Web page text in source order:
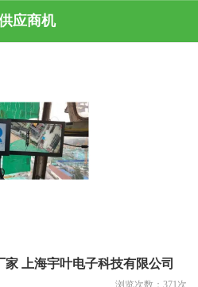
应商机
上海宇叶电子科技有限公司
浏览次数： 371 次